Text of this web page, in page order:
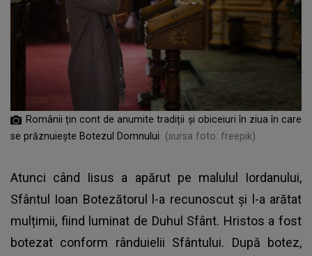
Românii țin cont de anumite tradiții și obiceiuri în ziua în care
se prăznuiește Botezul Domnului
(sursa foto: freepik)
Atunci când Iisus a apărut pe malulul Iordanului,
Sfântul Ioan Botezătorul l-a recunoscut și l-a arătat
mulțimii, fiind luminat de Duhul Sfânt. Hristos a fost
botezat conform rânduielii Sfântului. După botez,